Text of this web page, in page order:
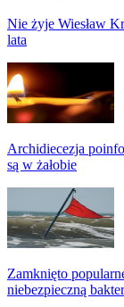
Nie żyje Wiesław
lata
Archidiecezja
są w żałobie
Zamknięto
niebezpieczną